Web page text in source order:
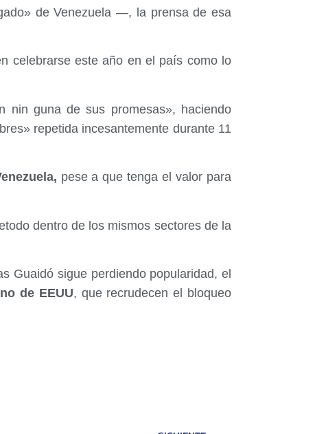
de Venezuela —, la prensa de esa
celebrarse este año en el país como lo
nin guna de sus promesas», haciendo
repetida incesantemente durante 11
pese a que tenga el valor para
dentro de los mismos sectores de la
Guaidó sigue perdiendo popularidad, el
de EEUU, que recrudecen el bloqueo